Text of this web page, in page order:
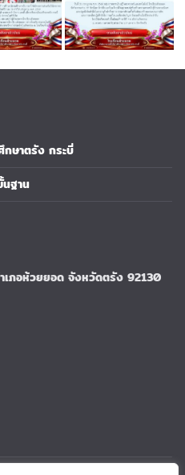
ษาตรัง กระบี่
ฐาน
ภอห้วยยอด จังหวัดตรัง 92130